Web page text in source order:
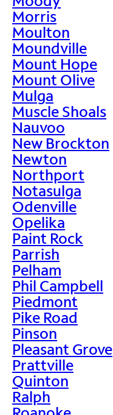
Morris
Moulton
Moundville
Mount Hope
Mount Olive
Mulga
Muscle Shoals
Nauvoo
New Brockton
Newton
Northport
Notasulga
Odenville
Opelika
Paint Rock
Parrish
Pelham
Phil Campbell
Piedmont
Pike Road
Pinson
Pleasant Grove
Prattville
Quinton
Ralph